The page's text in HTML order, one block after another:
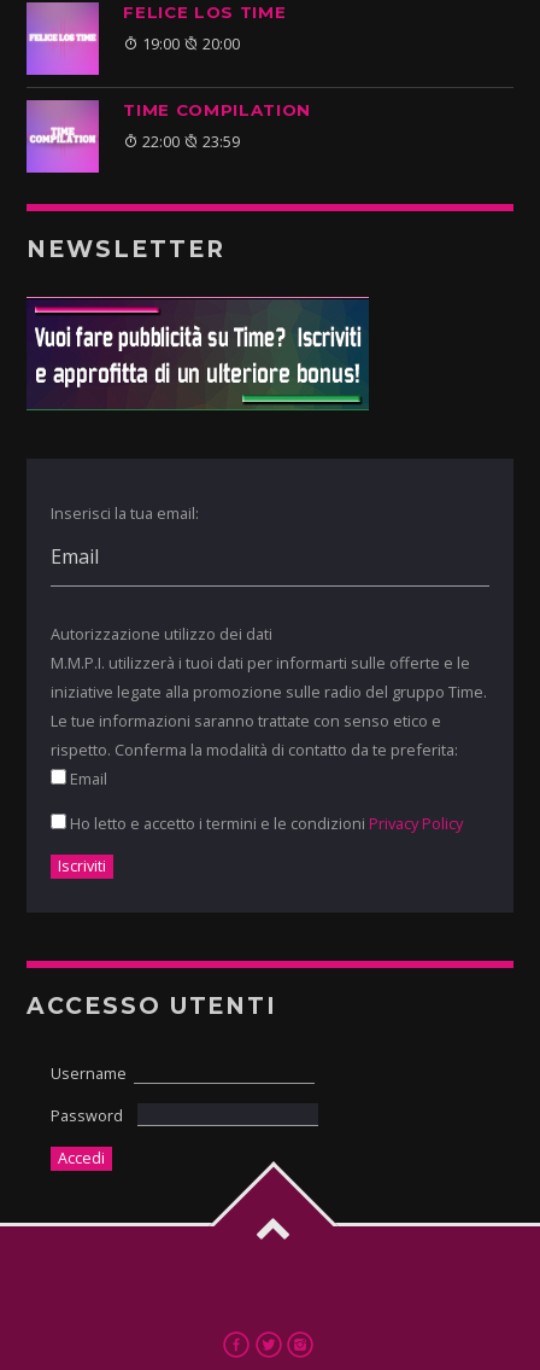
FELICE LOS TIME
19:00 20:00
TIME COMPILATION
22:00 23:59
NEWSLETTER
Inserisci la tua email:
Autorizzazione utilizzo dei dati
M.M.P.I. utilizzerà i tuoi dati per informarti sulle offerte e le
iniziative legate alla promozione sulle radio del gruppo Time.
Le tue informazioni saranno trattate con senso etico e
rispetto. Conferma la modalità di contatto da te preferita:
Email
Ho letto e accetto i termini e le condizioni Privacy Policy
ACCESSO UTENTI
Username
Password